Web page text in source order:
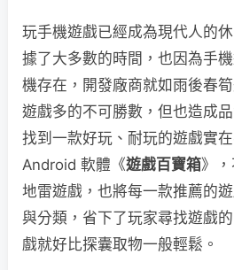
玩手機遊戲已經成為現代人的
據了大多數的時間，也因為手
機存在，開發廠商就如雨後春
遊戲多的不可勝數，但也造成
找到一款好玩、耐玩的遊戲實
Android 軟體《遊戲百寶箱》
地雷遊戲，也將每一款推薦的
與分類，省下了玩家尋找遊戲
戲就好比探囊取物一般輕鬆。